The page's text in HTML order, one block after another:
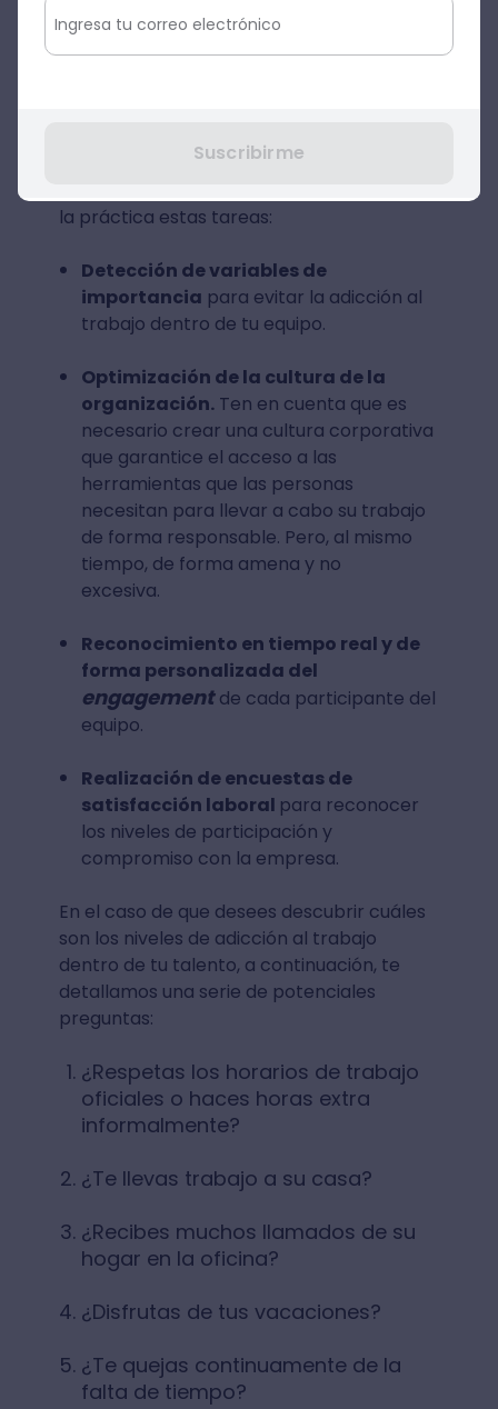
Saber aprovechar las ventajas de la
software de engagement
la práctica estas tareas:
Detección de variables de
importancia para evitar la adicción al
trabajo dentro de tu equipo.
Optimización de la cultura de la
organización.Ten en cuenta que es
necesario crear una cultura corporativa
que garantice el acceso a las
herramientas que las personas
necesitan para llevar a cabo su trabajo
de forma responsable. Pero, al mismo
tiempo, de forma amena y no
excesiva.
Reconocimiento en tiempo real y de
forma personalizada del
engagement de cada participante del
equipo.
Realización de encuestas de
satisfacción laboral para reconocer
los niveles de participación y
compromiso con la empresa.
En el caso de que desees descubrir cuáles
son los niveles de adicción al trabajo
dentro de tu talento, a continuación, te
detallamos una serie de potenciales
preguntas:
¿Respetas los horarios de trabajo
oficiales o haces horas extra
informalmente?
¿Te llevas trabajo a su casa?
¿Recibes muchos llamados de su
hogar en la oficina?
¿Disfrutas de tus vacaciones?
¿Te quejas continuamente de la
falta de tiempo?
Suscribirme